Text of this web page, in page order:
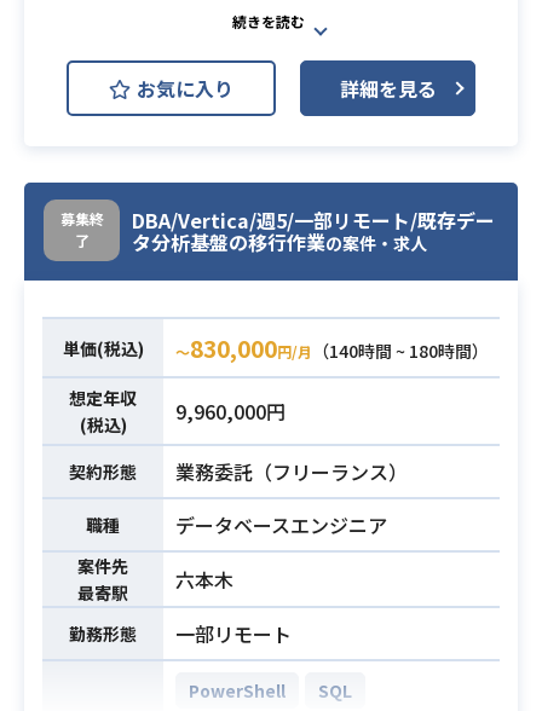
AWS (Amazon Web Services)
JP1
Linux Windows
業務内容
銀行のインターネットバンキングで
きます。
・AWSを基盤としたインフラシステ
ムの運用/保守及び、同システムの追
ドルウェアの運用/保守及び、同シス
テムの追加構築に伴う設計/構築業務
化、負荷対策などの技術的課題に関
する改善提案、実践
・インフラシステムに関する問い合
わせ/トラブル対応
・Windows及びLinuxに関する基礎的
な知識及び、業務での取扱経験を有
する方
・AWS等に関する知識/業務での経験
を有する方
お気に入り 詳細を見る
募集終
了
DBA/Vertica/週5/一部リモート/既存デー
タ分析基盤の移行作業の案件・求人
単価(税込) 〜830,000円/月
（140時間 ~ 180時間）
想定年収
(税込)
9,960,000円
契約形態 業務委託（フリーランス）
職種 データベースエンジニア
案件先
最寄駅
六本木
勤務形態 一部リモート
PowerShell
SQL